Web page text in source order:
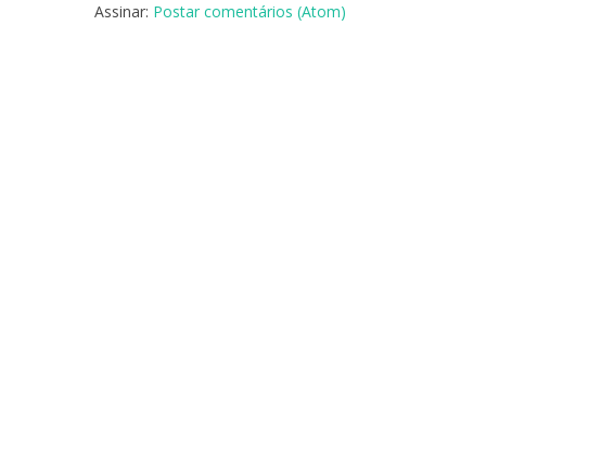
Assinar: Postar comentários (Atom)